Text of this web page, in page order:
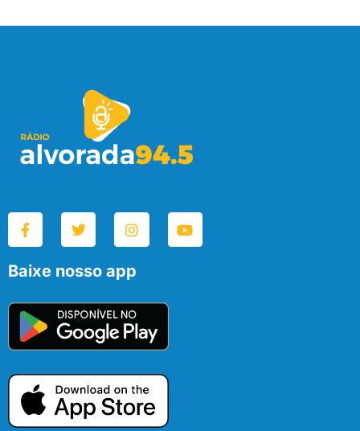
Baixe nosso app